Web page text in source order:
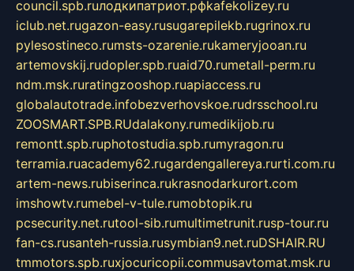
council.spb.ruлодкипатриот.рфkafekolizey.ru
iclub.net.rugazon-easy.rusugarepilekb.rugrinox.ru
pylesostineco.rumsts-ozarenie.rukameryjooan.ru
artemovskij.rudopler.spb.ruaid70.rumetall-perm.ru
ndm.msk.ruratingzooshop.ruapiaccess.ru
globalautotrade.infobezverhovskoe.rudrsschool.ru
ZOOSMART.SPB.RUdalakony.rumedikijob.ru
remontt.spb.ruphotostudia.spb.rumyragon.ru
terramia.ruacademy62.rugardengallereya.rurti.com.ru
artem-news.rubiserinca.rukrasnodarkurort.com
imshowtv.rumebel-v-tule.rumobtopik.ru
pcsecurity.net.rutool-sib.rumultimetrunit.rusp-tour.ru
fan-cs.rusanteh-russia.rusymbian9.net.ruDSHAIR.RU
tmmotors.spb.ruxjocuricopii.commusavtomat.msk.ru